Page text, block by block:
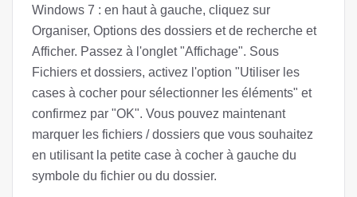
Windows 7 : en haut à gauche, cliquez sur
Organiser, Options des dossiers et de recherche et
Afficher. Passez à l'onglet "Affichage". Sous
Fichiers et dossiers, activez l'option "Utiliser les
cases à cocher pour sélectionner les éléments" et
confirmez par "OK". Vous pouvez maintenant
marquer les fichiers / dossiers que vous souhaitez
en utilisant la petite case à cocher à gauche du
symbole du fichier ou du dossier.